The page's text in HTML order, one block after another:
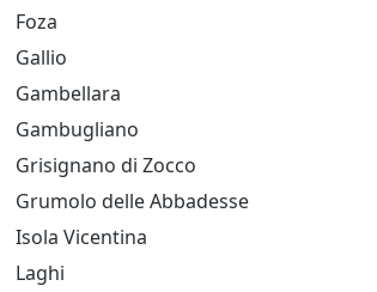
Foza
Gallio
Gambellara
Gambugliano
Grisignano di Zocco
Grumolo delle Abbadesse
Isola Vicentina
Laghi